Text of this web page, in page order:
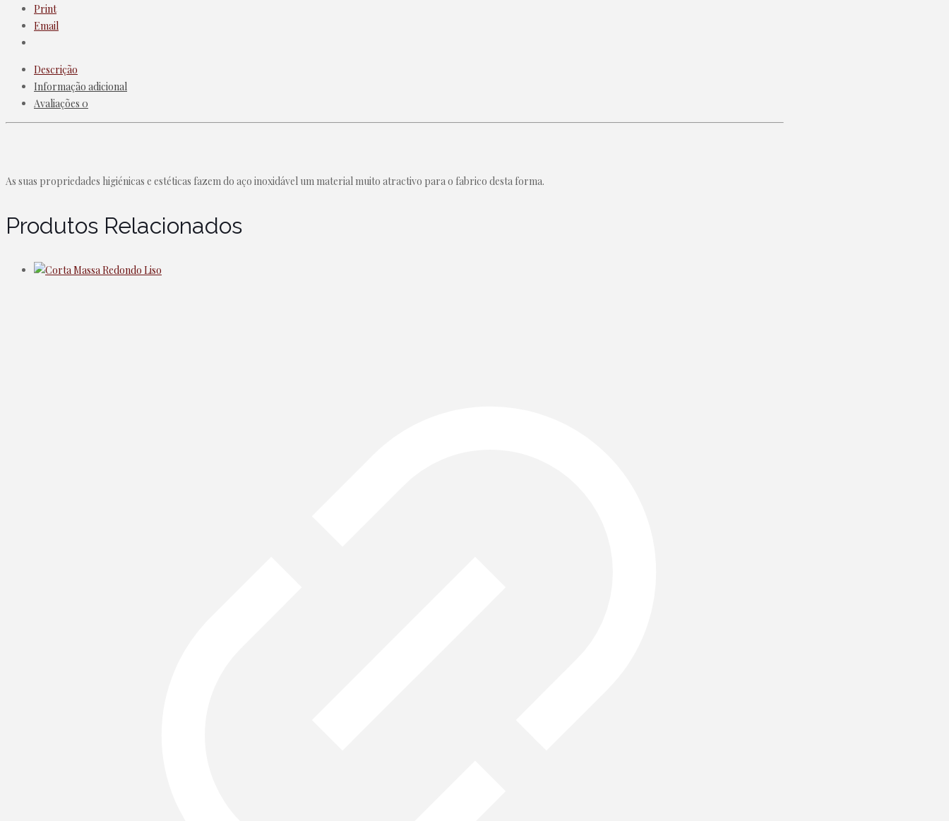
Print
Email
Descrição
Informação adicional
Avaliações 0
As suas propriedades higiénicas e estéticas fazem do aço inoxidável um material muito atractivo para o fabrico desta forma.
Produtos Relacionados